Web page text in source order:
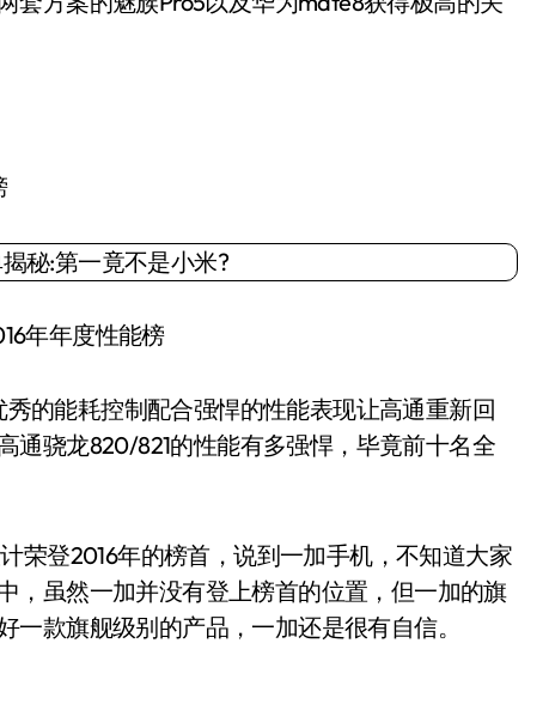
年年度性能榜
能耗控制配合强悍的性能表现让高通重新回
通骁龙820/821的性能有多强悍，毕竟前十名全
登2016年的榜首，说到一加手机，不知道大家
，虽然一加并没有登上榜首的位置，但一加的旗
款旗舰级别的产品，一加还是很有自信。